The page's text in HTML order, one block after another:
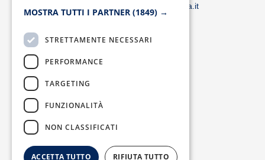
Fax:
0823/21034
info@smacampania.it
MOSTRA TUTTI I PARTNER (1849) →
STRETTAMENTE NECESSARI
PERFORMANCE
TARGETING
FUNZIONALITÀ
NON CLASSIFICATI
ACCETTA TUTTO RIFIUTA TUTTO